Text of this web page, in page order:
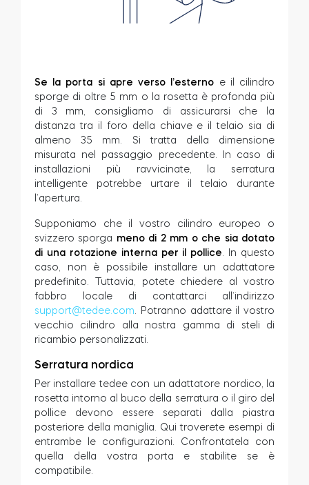
Se la porta si apre verso l’esterno e il cilindro
sporge di oltre 5 mm o la rosetta è profonda più
di 3 mm, consigliamo di assicurarsi che la
distanza tra il foro della chiave e il telaio sia di
almeno 35 mm. Si tratta della dimensione
misurata nel passaggio precedente. In caso di
installazioni più ravvicinate, la serratura
intelligente potrebbe urtare il telaio durante
l’apertura.
Supponiamo che il vostro cilindro europeo o
svizzero sporga meno di 2 mm o che sia dotato
di una rotazione interna per il pollice . In questo
caso, non è possibile installare un adattatore
predefinito. Tuttavia, potete chiedere al vostro
fabbro locale di contattarci all’indirizzo
support@tedee.com . Potranno adattare il vostro
vecchio cilindro alla nostra gamma di steli di
ricambio personalizzati.
Serratura nordica
Per installare tedee con un adattatore nordico, la
rosetta intorno al buco della serratura o il giro del
pollice devono essere separati dalla piastra
posteriore della maniglia. Qui troverete esempi di
entrambe le configurazioni. Confrontatela con
quella della vostra porta e stabilite se è
compatibile.